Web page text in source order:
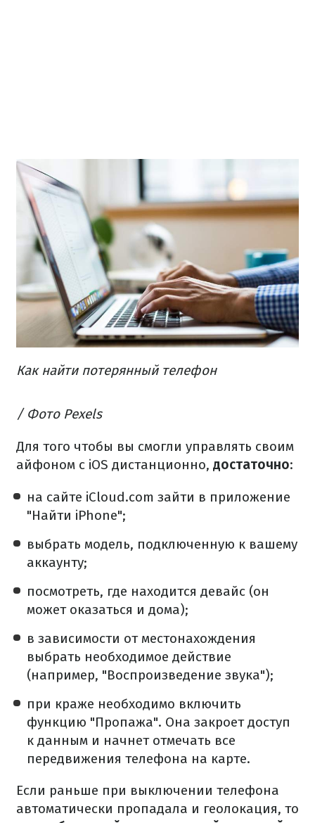
Как найти потерянный телефон
/ Фото Pexels
Для того чтобы вы смогли управлять своим
айфоном с iOS дистанционно, достаточно:
на сайте iCloud.com зайти в приложение
"Найти iPhone";
выбрать модель, подключенную к вашему
аккаунту;
посмотреть, где находится девайс (он
может оказаться и дома);
в зависимости от местонахождения
выбрать необходимое действие
(например, "Воспроизведение звука");
при краже необходимо включить
функцию "Пропажа". Она закроет доступ
к данным и начнет отмечать все
передвижения телефона на карте.
Если раньше при выключении телефона
автоматически пропадала и геолокация, то